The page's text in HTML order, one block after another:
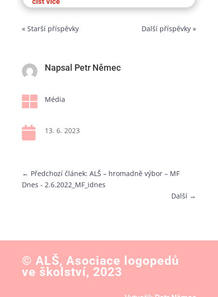
« Starší příspěvky Další příspěvky »
Napsal Petr Němec
 Média
 13. 6. 2023
← Předchozí článek: ALŠ – hromadně výbor – MF
Dnes - 2.6.2022_MF_idnes
Další →
© ALŠ, Asociace logopedů
ve školství, 2023